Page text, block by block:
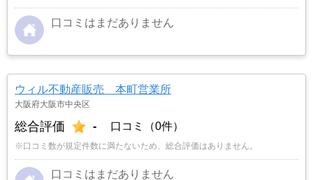
口コミはまだありません
ウィル不動産販売 本町営業所
大阪府大阪市中央区
総合評価 - 口コミ（0件）
※口コミ数が規定件数に満たないため、総合評価はありません。
口コミはまだありません